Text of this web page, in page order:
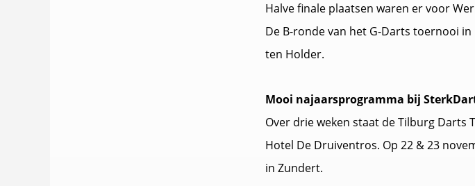
Halve finale plaatsen waren er voor
De B-ronde van het G-Darts toernooi
ten Holder.
Mooi najaarsprogramma bij
Over drie weken staat de Tilburg Darts
Hotel De Druiventros. Op 22 & 23
in Zundert.